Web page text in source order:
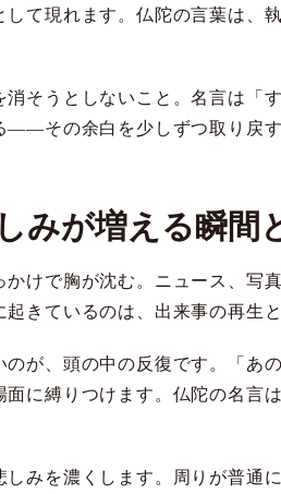
して現れます。仏陀の言葉は、
消そうとしないこと。名言は「
――その余白を少しずつ取り戻
みが増える瞬間
かけで胸が沈む。ニュース、写
起きているのは、出来事の再生
のが、頭の中の反復です。「あ
面に縛りつけます。仏陀の名言
しみを濃くします。周りが普通